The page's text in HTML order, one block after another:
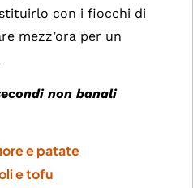
con i fiocchi di
mezz’ora per un
non banali
e patate
e tofu